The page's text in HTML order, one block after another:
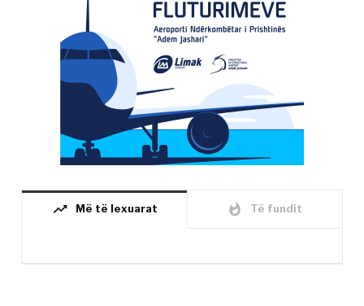
trending_up Më të lexuarat whatshot Të fundit